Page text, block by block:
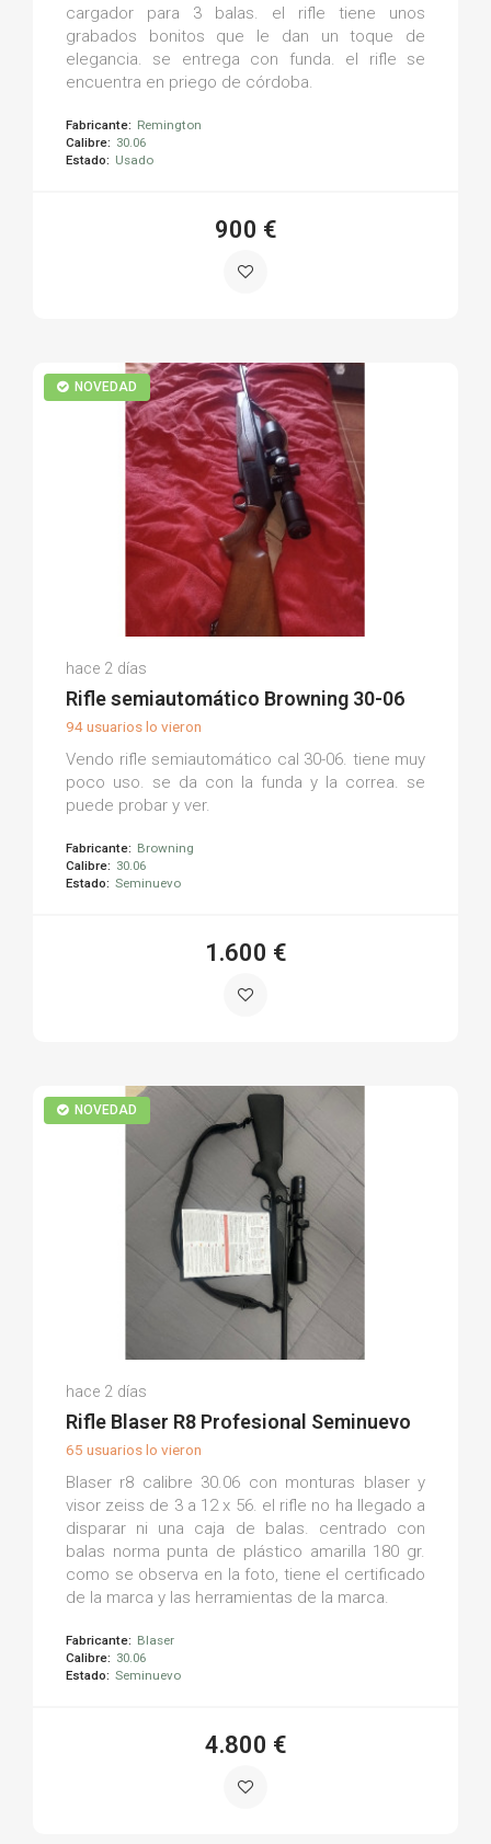
cargador para 3 balas. el rifle tiene unos
grabados bonitos que le dan un toque de
elegancia. se entrega con funda. el rifle se
encuentra en priego de córdoba.
Fabricante: Remington
Calibre: 30.06
Estado: Usado
900 €
NOVEDAD
Aníbal S.
hace 2 días
Rifle semiautomático Browning 30-06
94 usuarios lo vieron
Vendo rifle semiautomático cal 30-06. tiene muy
poco uso. se da con la funda y la correa. se
puede probar y ver.
Fabricante: Browning
Calibre: 30.06
Estado: Seminuevo
1.600 €
NOVEDAD
Antonio L.
(0)
hace 2 días
Rifle Blaser R8 Profesional Seminuevo
65 usuarios lo vieron
Blaser r8 calibre 30.06 con monturas blaser y
visor zeiss de 3 a 12 x 56. el rifle no ha llegado a
disparar ni una caja de balas. centrado con
balas norma punta de plástico amarilla 180 gr.
como se observa en la foto, tiene el certificado
de la marca y las herramientas de la marca.
Fabricante: Blaser
Calibre: 30.06
Estado: Seminuevo
4.800 €